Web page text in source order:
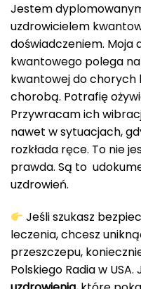
Jestem
uzdrowicielem
doświadczeniem.
kwantowego polega
kwantowej do
chorobą. Potrafię
Przywracam ich
nawet w sytuacjach,
rozkłada ręce. To nie
prawda. Są to
uzdrowień.
Jeśli szukasz
leczenia, chcesz
przeszczepu,
Polskiego Radia w USA.